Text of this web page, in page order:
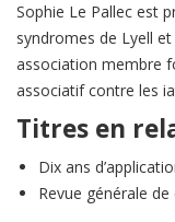
Sophie Le Pallec est
syndromes de Lyell
association membre
associatif contre les
Titres en
Dix ans
Revue générale